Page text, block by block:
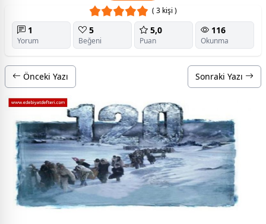
( 3 kişi )
1
Yorum
5
Beğeni
5,0
Puan
116
Okunma
Önceki Yazı Sonraki Yazı